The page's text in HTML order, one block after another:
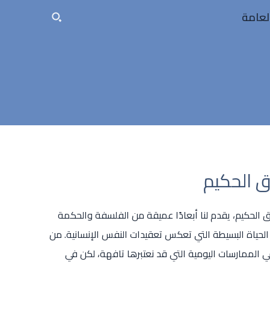
الحكيم
الحكيم، يقدم لنا أبعادًا عميقة من الفلسفة والحكمة
البسيطة التي تعكس تعقيدات النفس الإنسانية. من
الممارسات اليومية التي قد نعتبرها تافهة، لكن في